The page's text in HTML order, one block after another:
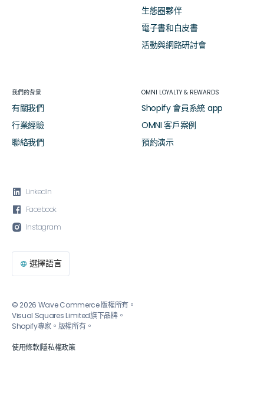
 LinkedIn
 Facebook
 Instagram
 選擇語言
© 2026 Wave Commerce 版權所有。
Visual Squares Limited旗下品牌。
Shopify專家。版權所有。
使用條款|隱私權政策
生態圈夥伴
電子書和白皮書
活動與網路研討會
我們的背景
有關我們
行業經驗
聯絡我們
OMNI LOYALTY & REWARDS
Shopify 會員系統 app
OMNI 客戶案例
預約演示